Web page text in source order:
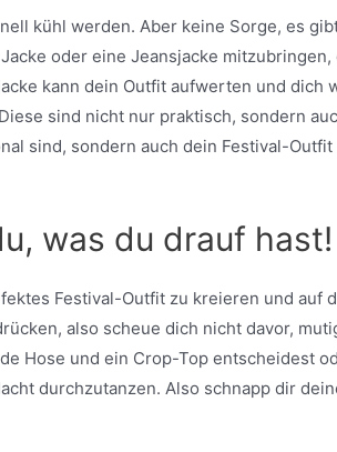
kühl werden. Aber keine Sorge, es
oder eine Jeansjacke mitzubringen,
kann dein Outfit aufwerten und dich
sind nicht nur praktisch, sondern
sind, sondern auch dein Festival-
was du drauf hast!
Festival-Outfit zu kreieren und auf
also scheue dich nicht davor,
Hose und ein Crop-Top entscheidest
durchzutanzen. Also schnapp dir